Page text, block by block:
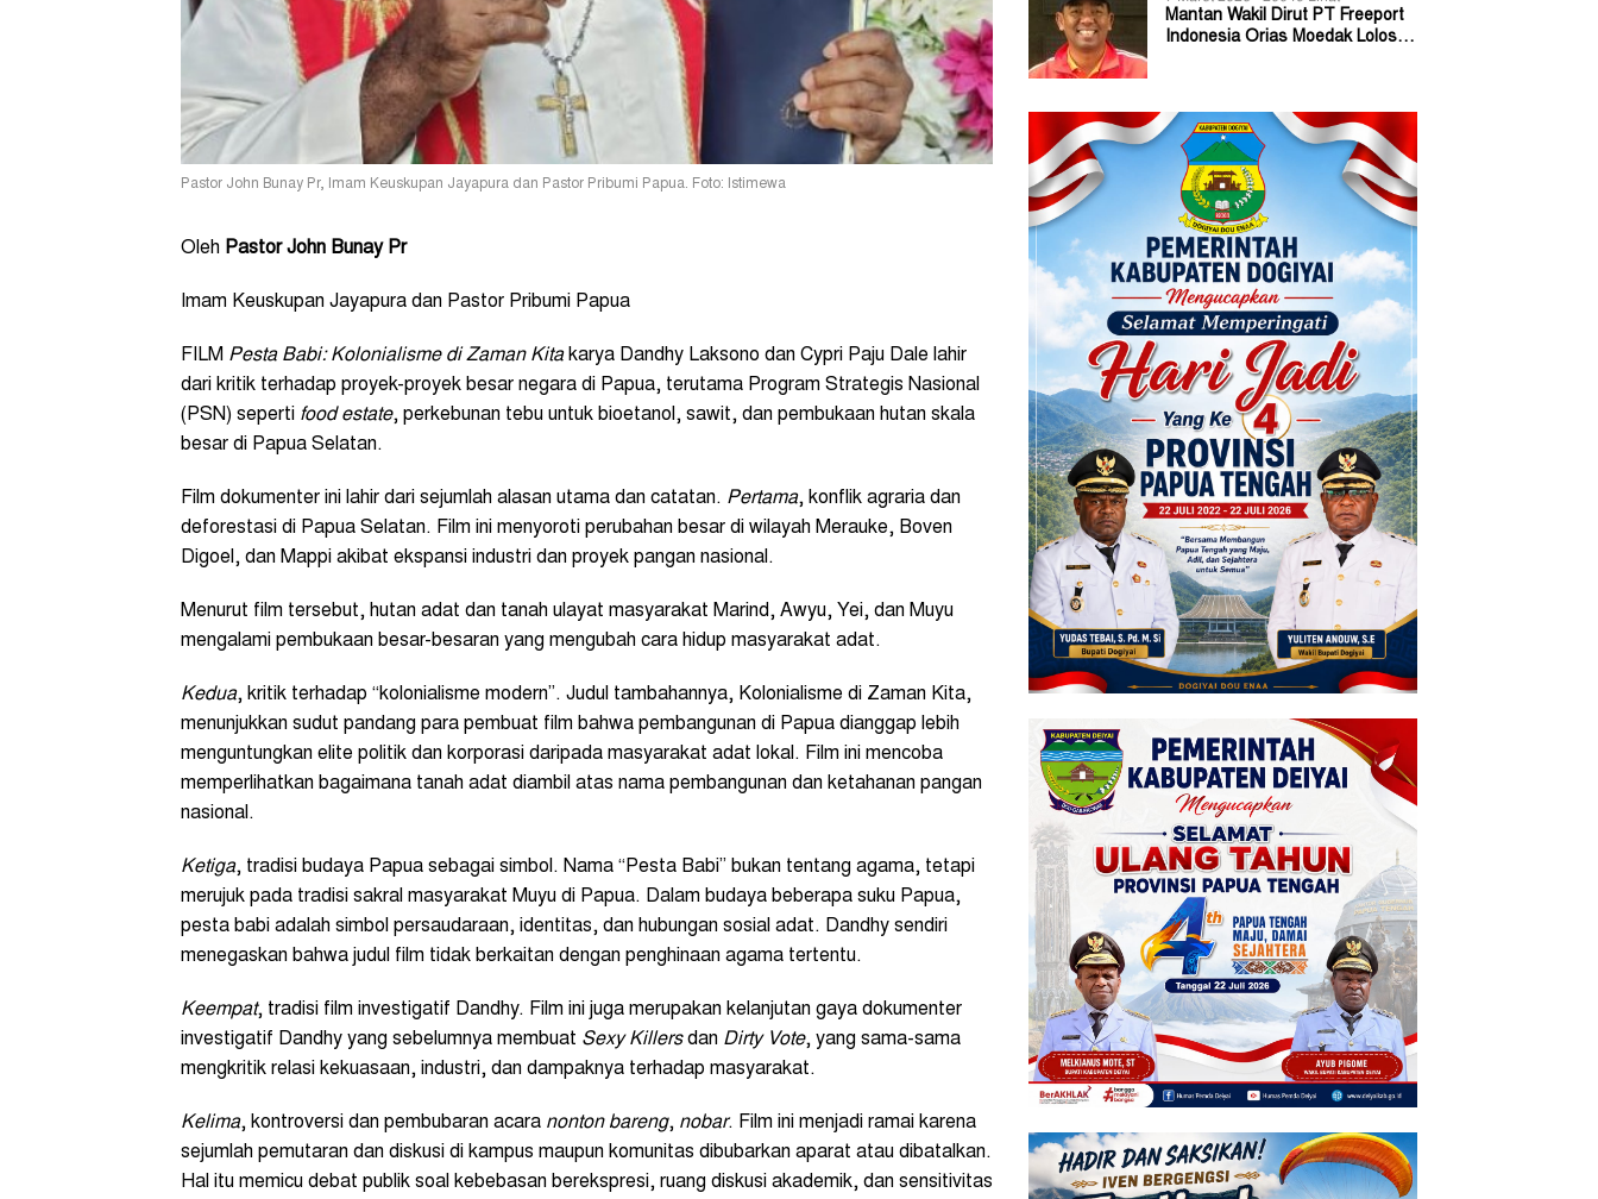
Pastor John Bunay Pr, Imam Keuskupan Jayapura dan Pastor Pribumi Papua. Foto: Istimewa
Oleh Pastor John Bunay Pr
Imam Keuskupan Jayapura dan Pastor Pribumi Papua
FILM Pesta Babi: Kolonialisme di Zaman Kitakarya Dandhy Laksono dan Cypri Paju Dale lahir
dari kritik terhadap proyek-proyek besar negara di Papua, terutama Program Strategis Nasional
(PSN) seperti food estate, perkebunan tebu untuk bioetanol, sawit, dan pembukaan hutan skala
besar di Papua Selatan.
Film dokumenter ini lahir dari sejumlah alasan utama dan catatan. Pertama, konflik agraria dan
deforestasi di Papua Selatan. Film ini menyoroti perubahan besar di wilayah Merauke, Boven
Digoel, dan Mappi akibat ekspansi industri dan proyek pangan nasional.
Menurut film tersebut, hutan adat dan tanah ulayat masyarakat Marind, Awyu, Yei, dan Muyu
mengalami pembukaan besar-besaran yang mengubah cara hidup masyarakat adat.
Kedua, kritik terhadap “kolonialisme modern”. Judul tambahannya, Kolonialisme di Zaman Kita,
menunjukkan sudut pandang para pembuat film bahwa pembangunan di Papua dianggap lebih
menguntungkan elite politik dan korporasi daripada masyarakat adat lokal. Film ini mencoba
memperlihatkan bagaimana tanah adat diambil atas nama pembangunan dan ketahanan pangan
nasional.
Ketiga, tradisi budaya Papua sebagai simbol. Nama “Pesta Babi” bukan tentang agama, tetapi
merujuk pada tradisi sakral masyarakat Muyu di Papua. Dalam budaya beberapa suku Papua,
pesta babi adalah simbol persaudaraan, identitas, dan hubungan sosial adat. Dandhy sendiri
menegaskan bahwa judul film tidak berkaitan dengan penghinaan agama tertentu.
Keempat, tradisi film investigatif Dandhy. Film ini juga merupakan kelanjutan gaya dokumenter
investigatif Dandhy yang sebelumnya membuat Sexy Killersdan Dirty Vote, yang sama-sama
mengkritik relasi kekuasaan, industri, dan dampaknya terhadap masyarakat.
Kelima, kontroversi dan pembubaran acara nonton bareng, nobar. Film ini menjadi ramai karena
sejumlah pemutaran dan diskusi di kampus maupun komunitas dibubarkan aparat atau dibatalkan.
Hal itu memicu debat publik soal kebebasan berekspresi, ruang diskusi akademik, dan sensitivitas
Mantan Wakil Dirut PT Freeport
Indonesia Orias Moedak Lolos